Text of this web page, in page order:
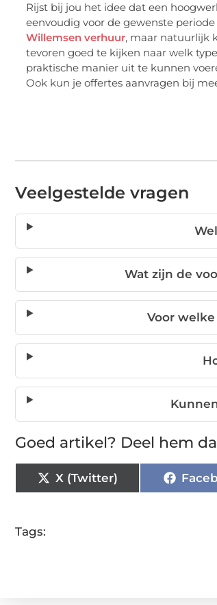
Rijst bij jou het idee dat een
eenvoudig voor de gewenste
Willemsen verhuur, maar natuurlijk
tevoren goed te kijken naar welk
praktische manier uit te kunnen
Ook kun je offertes aanvragen bij
Veelgestelde vragen
Wat zijn de
Voor
Goed artikel? Deel hem
X (Twitter)
Tags: